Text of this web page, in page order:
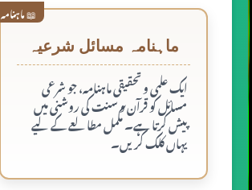
ماہنامہ مسائل شرعیہ
ایک علمی و تحقیقی ماہنامہ، جو شرعی
مسائل کو قرآن و سنت کی روشنی میں
پیش کرتا ہے۔ مکمل مطالعے کے لیے
یہاں کلک کریں۔
📖 ماہنامہ